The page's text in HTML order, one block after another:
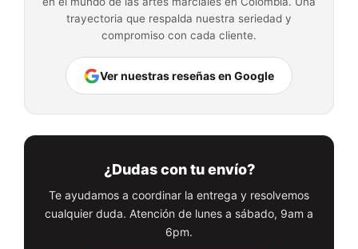
trayectoria que respalda nuestra seriedad y
compromiso con cada cliente.
Ver nuestras reseñas en Google
¿Dudas con tu envío?
Te ayudamos a coordinar la entrega y resolvemos
cualquier duda. Atención de lunes a sábado, 9am a
6pm.